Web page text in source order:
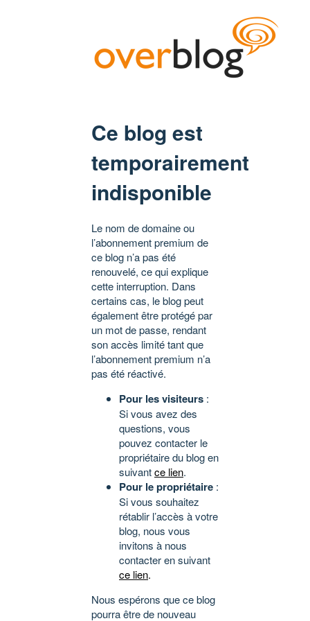
Ce blog est
temporairement
indisponible
Le nom de domaine ou
l’abonnement premium de
ce blog n’a pas été
renouvelé, ce qui explique
cette interruption. Dans
certains cas, le blog peut
également être protégé par
un mot de passe, rendant
son accès limité tant que
l’abonnement premium n’a
pas été réactivé.
Pour les visiteurs :
Si vous avez des
questions, vous
pouvez contacter le
propriétaire du blog en
suivantce lien.
Pour le propriétaire :
Si vous souhaitez
rétablir l’accès à votre
blog, nous vous
invitons à nous
contacter en suivant
ce lien.
Nous espérons que ce blog
pourra être de nouveau